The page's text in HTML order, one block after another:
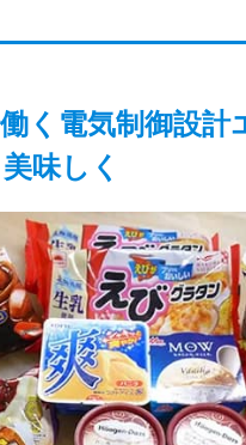
く電気制御設
味しく